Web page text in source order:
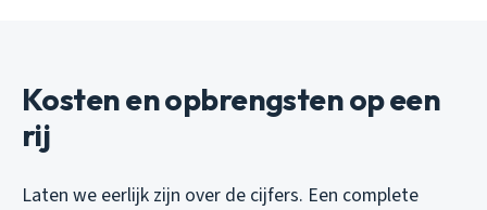
Kosten en opbrengsten op een
rij
Laten we eerlijk zijn over de cijfers. Een complete